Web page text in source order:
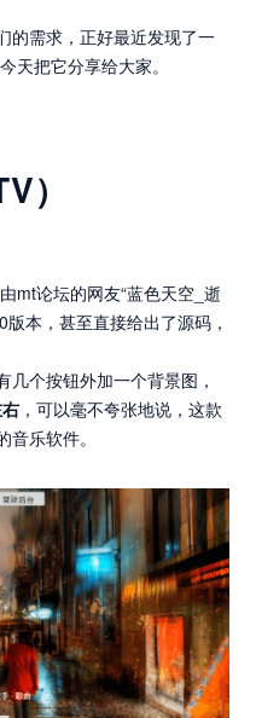
的需求，正好最近发现了一
天把它分享给大家。
）
mt论坛的网友“蓝色天空_逝
本，甚至直接给出了源码，
个按钮外加一个背景图，
，可以毫不夸张地说，这款
乐软件。